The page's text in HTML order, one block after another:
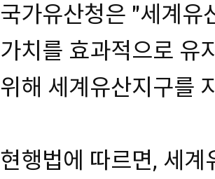
국가유산청은 "세계유
가치를 효과적으로 유
위해 세계유산지구를
현행법에 따르면, 세